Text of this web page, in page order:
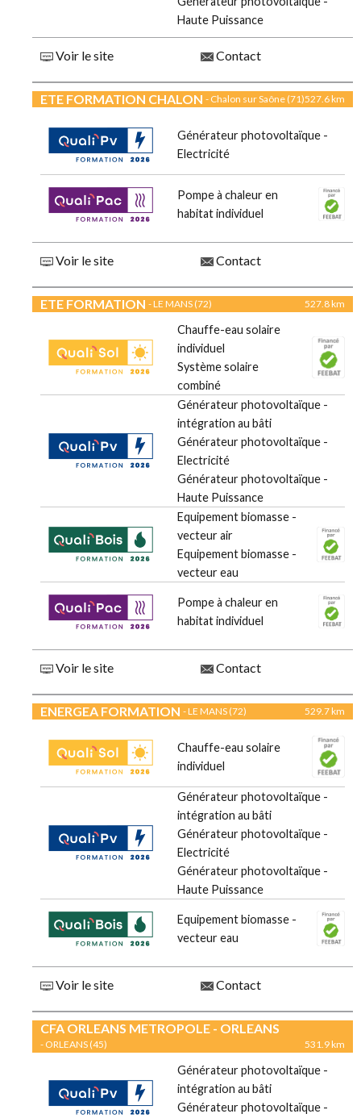
Haute Puissance
Voir le site Contact
ETE FORMATION CHALON - Chalon sur Saône (71)527.6 km
Générateur photovoltaïque -
Electricité
Pompe à chaleur en
habitat individuel
Voir le site Contact
ETE FORMATION - LE MANS (72) 527.8 km
Chauffe-eau solaire
individuel
Système solaire
combiné
Générateur photovoltaïque -
intégration au bâti
Générateur photovoltaïque -
Electricité
Générateur photovoltaïque -
Haute Puissance
Equipement biomasse -
vecteur air
Equipement biomasse -
vecteur eau
Pompe à chaleur en
habitat individuel
Voir le site Contact
ENERGEA FORMATION - LE MANS (72) 529.7 km
Chauffe-eau solaire
individuel
Générateur photovoltaïque -
intégration au bâti
Générateur photovoltaïque -
Electricité
Générateur photovoltaïque -
Haute Puissance
Equipement biomasse -
vecteur eau
Voir le site Contact
CFA ORLEANS METROPOLE - ORLEANS
- ORLEANS (45) 531.9 km
Générateur photovoltaïque -
intégration au bâti
Générateur photovoltaïque -